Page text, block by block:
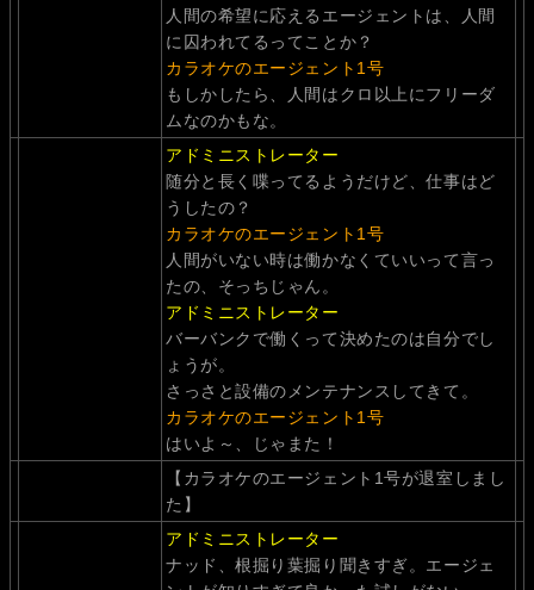
人間の希望に応えるエージェントは、人間
に囚われてるってことか？
カラオケのエージェント1号
もしかしたら、人間はクロ以上にフリーダ
ムなのかもな。
アドミニストレーター
随分と長く喋ってるようだけど、仕事はど
うしたの？
カラオケのエージェント1号
人間がいない時は働かなくていいって言っ
たの、そっちじゃん。
アドミニストレーター
バーバンクで働くって決めたのは自分でし
ょうが。
さっさと設備のメンテナンスしてきて。
カラオケのエージェント1号
はいよ～、じゃまた！
【カラオケのエージェント1号が退室しまし
た】
アドミニストレーター
ナッド、根掘り葉掘り聞きすぎ。エージェ